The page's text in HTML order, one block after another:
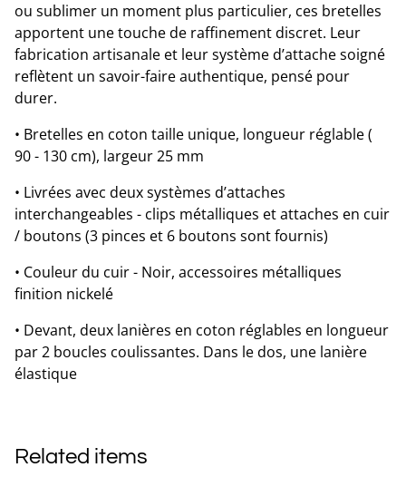
ou sublimer un moment plus particulier, ces bretelles
apportent une touche de raffinement discret. Leur
fabrication artisanale et leur système d’attache soigné
reflètent un savoir-faire authentique, pensé pour
durer.
• Bretelles en coton taille unique, longueur réglable (
90 - 130 cm), largeur 25 mm
• Livrées avec deux systèmes d’attaches
interchangeables - clips métalliques et attaches en cuir
/ boutons (3 pinces et 6 boutons sont fournis)
• Couleur du cuir - Noir, accessoires métalliques
finition nickelé
• Devant, deux lanières en coton réglables en longueur
par 2 boucles coulissantes. Dans le dos, une lanière
élastique
Related items